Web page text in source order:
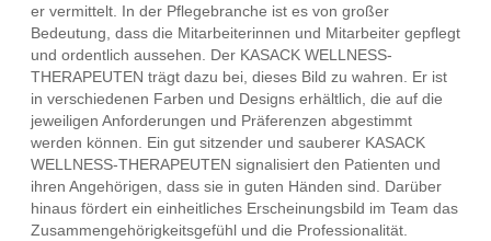
er vermittelt. In der Pflegebranche ist es von großer
Bedeutung, dass die Mitarbeiterinnen und Mitarbeiter gepflegt
und ordentlich aussehen. Der KASACK WELLNESS-
THERAPEUTEN trägt dazu bei, dieses Bild zu wahren. Er ist
in verschiedenen Farben und Designs erhältlich, die auf die
jeweiligen Anforderungen und Präferenzen abgestimmt
werden können. Ein gut sitzender und sauberer KASACK
WELLNESS-THERAPEUTEN signalisiert den Patienten und
ihren Angehörigen, dass sie in guten Händen sind. Darüber
hinaus fördert ein einheitliches Erscheinungsbild im Team das
Zusammengehörigkeitsgefühl und die Professionalität.